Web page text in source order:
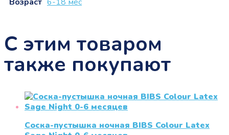
С этим товаром
также покупают
Соска-пустышка ночная BIBS Colour Latex